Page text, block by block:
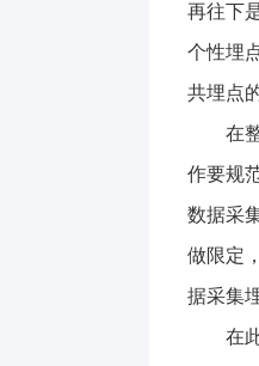
再往下
个性埋
共埋点
在
作要规
数据采
做限定
据采集
在